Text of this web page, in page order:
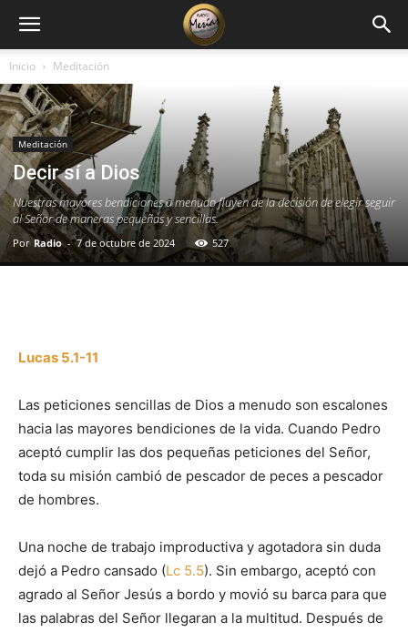
Inicio Meditación
Meditación
Decir sí a Dios
Nuestras mayores bendiciones a menudo fluyen de la decisión de elegir seguir
al Señor de maneras pequeñas y sencillas.
Por Radio - 7 de octubre de 2024 527
Lucas 5.1-11
Las peticiones sencillas de Dios a menudo son escalones
hacia las mayores bendiciones de la vida. Cuando Pedro
aceptó cumplir las dos pequeñas peticiones del Señor,
toda su misión cambió de pescador de peces a pescador
de hombres.
Una noche de trabajo improductiva y agotadora sin duda
dejó a Pedro cansado (Lc 5.5). Sin embargo, aceptó con
agrado al Señor Jesús a bordo y movió su barca para que
las palabras del Señor llegaran a la multitud. Después de